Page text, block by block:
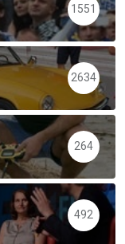
1551
2634
264
492